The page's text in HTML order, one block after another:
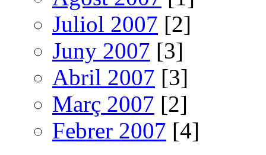
Juliol 2007 [2]
Juny 2007 [3]
Abril 2007 [3]
Març 2007 [2]
Febrer 2007 [4]